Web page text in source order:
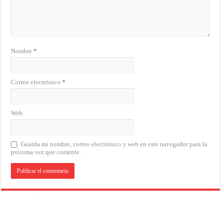
Nombre*
Correo electrónico*
Web
Guarda mi nombre, correo electrónico y web en este navegador para la
próxima vez que comente.